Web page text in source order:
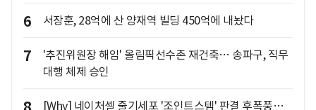
6 서장훈, 28억에 산 양재역 빌딩 450억에 내놨다
7
'추진위원장 해임' 올림픽선수촌 재건축… 송파구, 직무
대행 체제 승인
[Why] 네이처셀 줄기세포 '조인트스템' 판결 후폭풍…